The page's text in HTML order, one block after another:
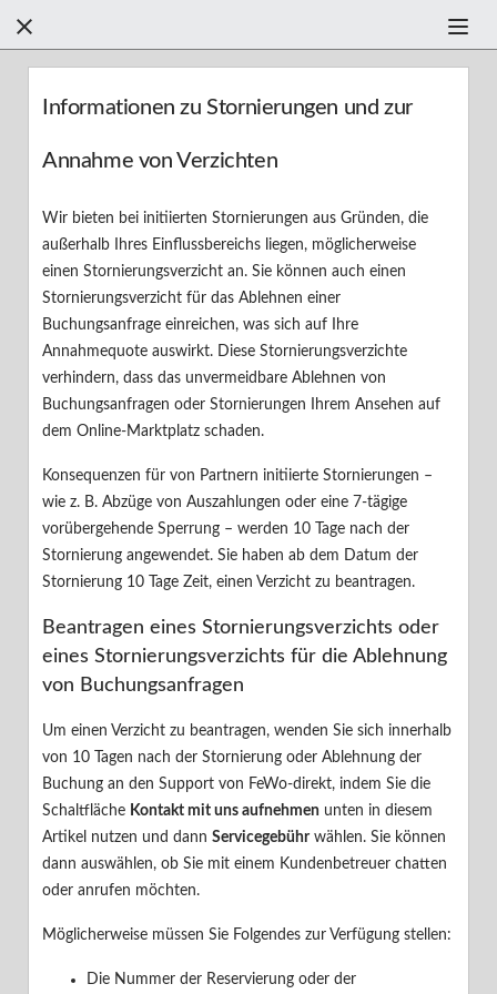
Finden Sie anhand der Kategorien Hilfe
Finden einer Ferienunterkunft
Buchen einer Ferienunterkunft
Ihr Aufenthalt
Ihre Bewertung
Erste Schritte
Sicherheit
Ihr Benutzerkonto
Buchungsassistent
Datenschutz
 Zurück zu Suchresultaten
Informationen zu Stornierungen und zur
Annahme von Verzichten

Informationen zu Stornierungen und zur
Annahme von Verzichten
Wir bieten bei initiierten Stornierungen aus Gründen, die
außerhalb Ihres Einflussbereichs liegen, möglicherweise
einen Stornierungsverzicht an. Sie können auch einen
Stornierungsverzicht für das Ablehnen einer
Buchungsanfrage einreichen, was sich auf Ihre
Annahmequote auswirkt. Diese Stornierungsverzichte
verhindern, dass das unvermeidbare Ablehnen von
Buchungsanfragen oder Stornierungen Ihrem Ansehen auf
dem Online-Marktplatz schaden.
Konsequenzen für von Partnern initiierte Stornierungen –
wie z. B. Abzüge von Auszahlungen oder eine 7-tägige
vorübergehende Sperrung – werden 10 Tage nach der
Stornierung angewendet. Sie haben ab dem Datum der
Stornierung 10 Tage Zeit, einen Verzicht zu beantragen.
Beantragen eines Stornierungsverzichts oder
eines Stornierungsverzichts für die Ablehnung
von Buchungsanfragen
Um einen Verzicht zu beantragen, wenden Sie sich innerhalb
von 10 Tagen nach der Stornierung oder Ablehnung der
Buchung an den Support von FeWo-direkt, indem Sie die
Schaltfläche Kontakt mit uns aufnehmen unten in diesem
Artikel nutzen und dann Servicegebührwählen. Sie können
dann auswählen, ob Sie mit einem Kundenbetreuer chatten
oder anrufen möchten.
Möglicherweise müssen Sie Folgendes zur Verfügung stellen:
Die Nummer der Reservierung oder der